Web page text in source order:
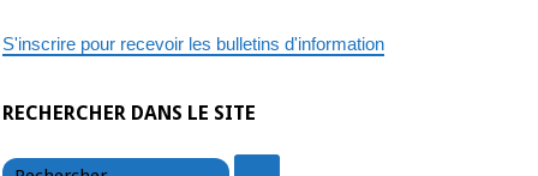
S'inscrire pour recevoir les bulletins d'information
RECHERCHER DANS LE SITE